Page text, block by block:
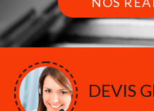
DEVIS